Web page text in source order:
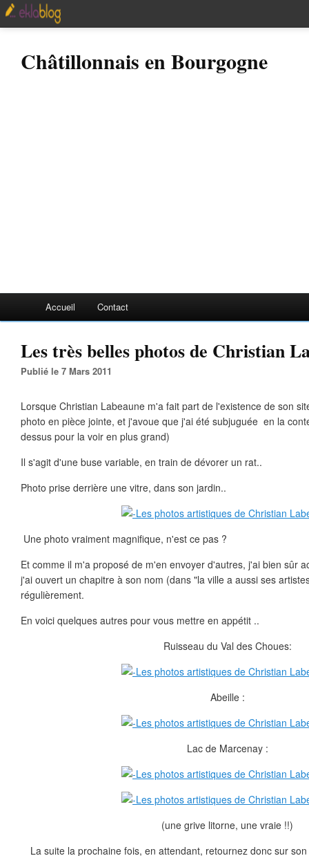
Châtillonnais en Bourgogne
Accueil Contact
Les très belles photos de Christian
Publié le 7 Mars 2011
Lorsque Christian Labeaune m'a fait part de l'existence de son
photo en pièce jointe, et j'avoue que j'ai été subjuguée en la
dessus pour la voir en plus grand)
Il s'agit d'une buse variable, en train de dévorer un rat..
Photo prise derrière une vitre, dans son jardin..
Une photo vraiment magnifique, n'est ce pas ?
Et comme il m'a proposé de m'en envoyer d'autres, j'ai bien sûr
j'ai ouvert un chapitre à son nom (dans "la ville a aussi ses
régulièrement.
En voici quelques autres pour vous mettre en appétit ..
Ruisseau du Val des Choues:
Abeille :
Lac de Marcenay :
(une grive litorne, une vraie !!)
La suite la prochaine fois, en attendant, retournez donc sur